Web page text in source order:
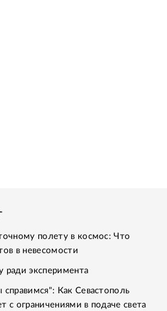
полету в космос: Что
в невесомости
ради эксперимента
Как Севастополь
с ограничениями в подаче света